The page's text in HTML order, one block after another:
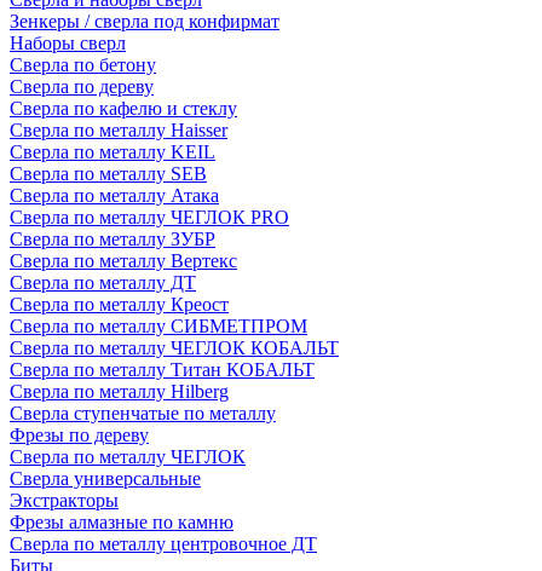
Зенкеры / сверла под конфирмат
Наборы сверл
Сверла по бетону
Сверла по дереву
Сверла по кафелю и стеклу
Сверла по металлу Haisser
Сверла по металлу KEIL
Сверла по металлу SEB
Сверла по металлу Атака
Сверла по металлу ЧЕГЛОК PRO
Сверла по металлу ЗУБР
Сверла по металлу Вертекс
Сверла по металлу ДТ
Сверла по металлу Креост
Сверла по металлу СИБМЕТПРОМ
Сверла по металлу ЧЕГЛОК КОБАЛЬТ
Сверла по металлу Титан КОБАЛЬТ
Сверла по металлу Hilberg
Сверла ступенчатые по металлу
Фрезы по дереву
Сверла по металлу ЧЕГЛОК
Сверла универсальные
Экстракторы
Фрезы алмазные по камню
Сверла по металлу центровочное ДТ
Биты